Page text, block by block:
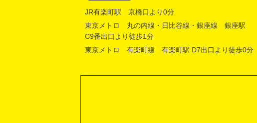
JR有楽町駅 京橋口より0分
東京メトロ 丸の内線・日比谷線・銀座線 銀座駅
C9番出口より徒歩1分
東京メトロ 有楽町線 有楽町駅 D7出口より徒歩0分